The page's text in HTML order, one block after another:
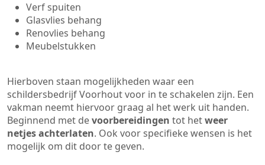
Verf spuiten
Glasvlies behang
Renovlies behang
Meubelstukken
Hierboven staan mogelijkheden waar een
schildersbedrijf Voorhout voor in te schakelen zijn. Een
vakman neemt hiervoor graag al het werk uit handen.
Beginnend met devoorbereidingen tot hetweer
netjes achterlaten. Ook voor specifieke wensen is het
mogelijk om dit door te geven.